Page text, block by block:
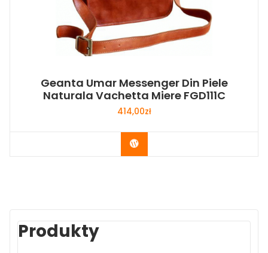
Geanta Umar Messenger Din Piele
Naturala Vachetta Miere FGD111C
414,00zł
Buy Now
Produkty